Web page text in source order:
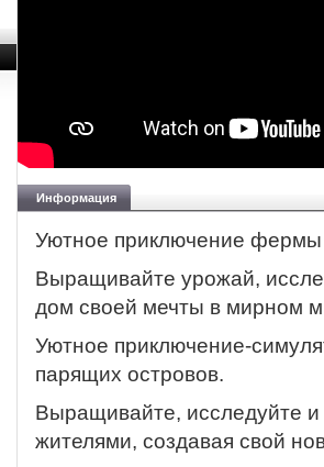
Информация
Уютное приключение фермы
Выращивайте урожай,
дом своей мечты в мирном
Уютное приключение-
парящих островов.
Выращивайте, исследуйте и
жителями, создавая свой